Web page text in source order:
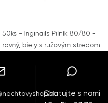
50ks - Inginails Pilník 80/80 -
rovný, biely s ružovým stredom
Chatujte s nami